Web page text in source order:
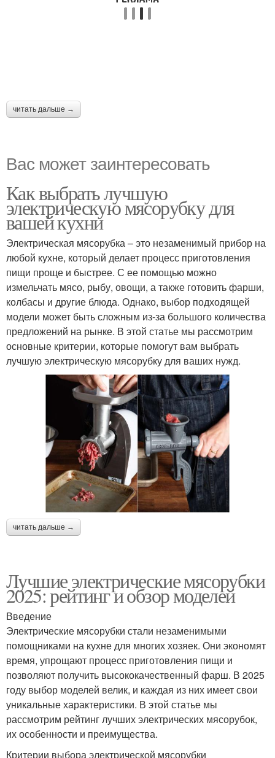
читать дальше →
Вас может заинтересовать
Как выбрать лучшую
электрическую мясорубку для
вашей кухни
Электрическая мясорубка – это незаменимый прибор на
любой кухне, который делает процесс приготовления
пищи проще и быстрее. С ее помощью можно
измельчать мясо, рыбу, овощи, а также готовить фарши,
колбасы и другие блюда. Однако, выбор подходящей
модели может быть сложным из-за большого количества
предложений на рынке. В этой статье мы рассмотрим
основные критерии, которые помогут вам выбрать
лучшую электрическую мясорубку для ваших нужд.
читать дальше →
Лучшие электрические мясорубки
2025: рейтинг и обзор моделей
Введение
Электрические мясорубки стали незаменимыми
помощниками на кухне для многих хозяек. Они экономят
время, упрощают процесс приготовления пищи и
позволяют получить высококачественный фарш. В 2025
году выбор моделей велик, и каждая из них имеет свои
уникальные характеристики. В этой статье мы
рассмотрим рейтинг лучших электрических мясорубок,
их особенности и преимущества.
Критерии выбора электрической мясорубки